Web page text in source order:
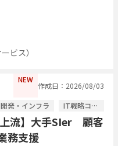
ビス）
NEW
作成日：2026/08/03
発・インフラ IT戦略コンサル / ITコンサルタント
上流】大手SIer 顧客
務支援